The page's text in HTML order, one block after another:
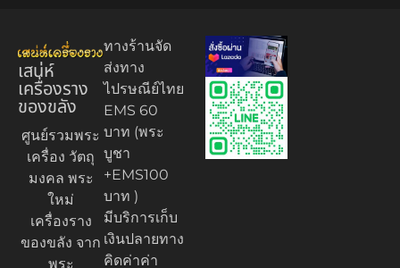
เสน่ห์
เครื่องราง
ของขลัง
ศูนย์รวมพระ
เครื่อง วัตถุ
มงคล พระ
ใหม่
เครื่องราง
ของขลัง จาก
พระ
ทางร้านจัด
ส่งทาง
ไปรษณีย์ไทย
EMS 60
บาท (พระ
บูชา
+EMS100
บาท )
มีบริการเก็บ
เงินปลายทาง
คิดค่าค่า